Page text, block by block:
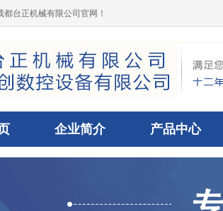
台正机械有限公司官网！
企业简介 产品中心